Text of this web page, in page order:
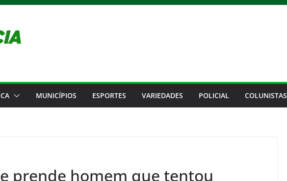
MUNICÍPIOS ESPORTES VARIEDADES POLICIAL COLUNISTAS
prende homem que tentou